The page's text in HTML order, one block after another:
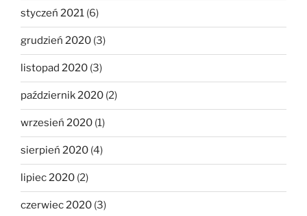
styczeń 2021 (6)
grudzień 2020 (3)
listopad 2020 (3)
październik 2020 (2)
wrzesień 2020 (1)
sierpień 2020 (4)
lipiec 2020 (2)
czerwiec 2020 (3)